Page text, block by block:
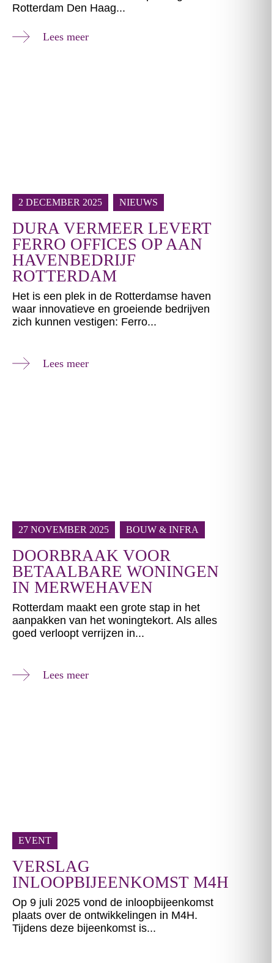
Rotterdam Den Haag...
Lees meer
2 DECEMBER 2025 NIEUWS
DURA VERMEER LEVERT
FERRO OFFICES OP AAN
HAVENBEDRIJF
ROTTERDAM
Het is een plek in de Rotterdamse haven
waar innovatieve en groeiende bedrijven
zich kunnen vestigen: Ferro...
Lees meer
27 NOVEMBER 2025 BOUW & INFRA
DOORBRAAK VOOR
BETAALBARE WONINGEN
IN MERWEHAVEN
Rotterdam maakt een grote stap in het
aanpakken van het woningtekort. Als alles
goed verloopt verrijzen in...
Lees meer
EVENT
VERSLAG
INLOOPBIJEENKOMST M4H
Op 9 juli 2025 vond de inloopbijeenkomst
plaats over de ontwikkelingen in M4H.
Tijdens deze bijeenkomst is...